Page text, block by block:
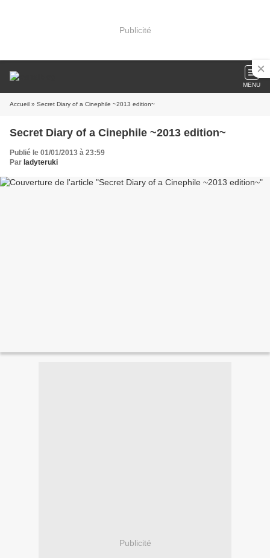
Publicité
MENU
Accueil » Secret Diary of a Cinephile ~2013 edition~
Secret Diary of a Cinephile ~2013 edition~
Publié le 01/01/2013 à 23:59
Par ladyteruki
Publicité